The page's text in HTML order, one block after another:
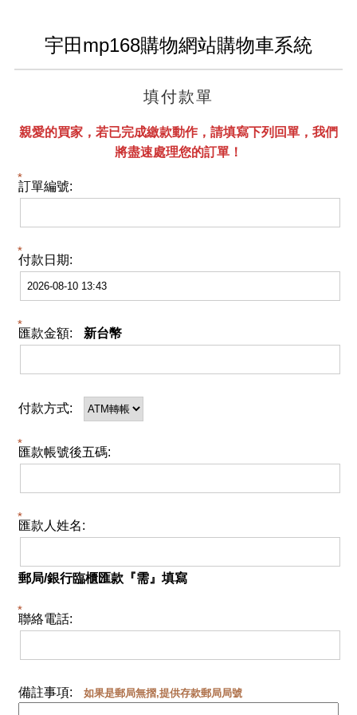
宇田mp168購物網站購物車系統
填付款單
親愛的買家，若已完成繳款動作，請填寫下列回單，我們
將盡速處理您的訂單！
訂單編號:
付款日期:
匯款金額: 新台幣
付款方式:
匯款帳號後五碼:
匯款人姓名:
郵局/銀行臨櫃匯款『需』填寫
聯絡電話:
備註事項: 如果是郵局無摺,提供存款郵局局號